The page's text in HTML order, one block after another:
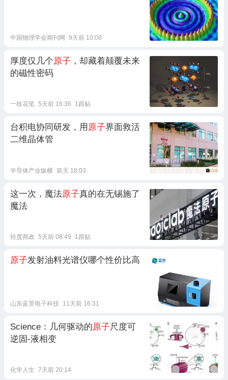
中国物理学会期刊网 9天前 10:08
厚度仅几个原子 ，却藏着颠覆未来
的磁性密码
一枝花笔 5天前 16:36 1跟贴
台积电协同研发，用 原子界面救活
二维晶体管
半导体产业纵横 前天 18:03
这一次，魔法原子真的在无锡施了
魔法
轻度商政 5天前 08:49 1跟贴
原子发射油料光谱仪哪个性价比高
山东蓝景电子科技 11天前 16:31
Science：几何驱动的原子 尺度可
逆固-液相变
化学人生 7天前 20:14